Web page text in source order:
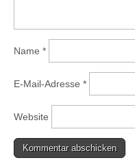
Name *
E-Mail-Adresse *
Website